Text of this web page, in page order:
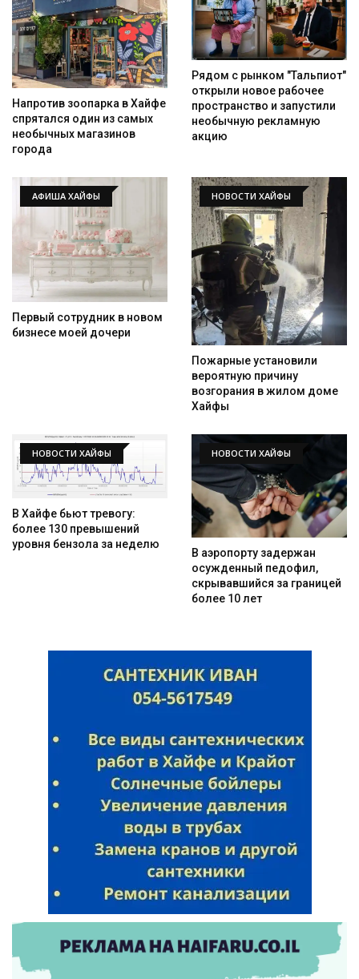
Напротив зоопарка в Хайфе
спрятался один из самых
необычных магазинов
города
Рядом с рынком "Тальпиот"
открыли новое рабочее
пространство и запустили
необычную рекламную
акцию
АФИША ХАЙФЫ
Первый сотрудник в новом
бизнесе моей дочери
НОВОСТИ ХАЙФЫ
Пожарные установили
вероятную причину
возгорания в жилом доме
Хайфы
НОВОСТИ ХАЙФЫ
В Хайфе бьют тревогу:
более 130 превышений
уровня бензола за неделю
НОВОСТИ ХАЙФЫ
В аэропорту задержан
осужденный педофил,
скрывавшийся за границей
более 10 лет